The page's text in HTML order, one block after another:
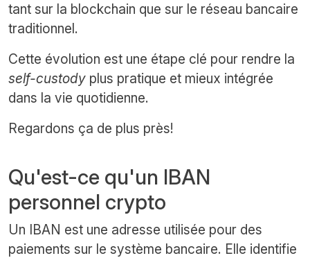
tant sur la blockchain que sur le réseau bancaire
traditionnel.
Cette évolution est une étape clé pour rendre la
self-custody plus pratique et mieux intégrée
dans la vie quotidienne.
Regardons ça de plus près!
Qu'est-ce qu'un IBAN
personnel crypto
Un IBAN est une adresse utilisée pour des
paiements sur le système bancaire. Elle identifie